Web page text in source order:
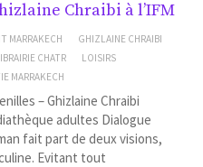
Chraibi à l’IFM
MARRAKECH
GHIZLAINE CHRAIBI
CHATR
LOISIRS
MARRAKECH
– Ghizlaine Chraibi
adultes Dialogue
fait part de deux visions,
Evitant tout